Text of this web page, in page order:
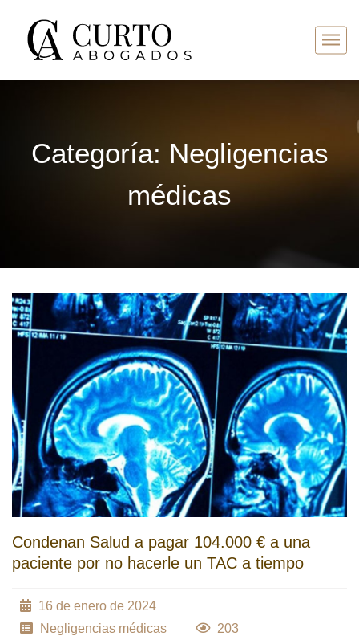
Categoría: Negligencias
médicas
Condenan Salud a pagar 104.000 € a una
paciente por no hacerle un TAC a tiempo
16 de enero de 2024
Negligencias médicas
203